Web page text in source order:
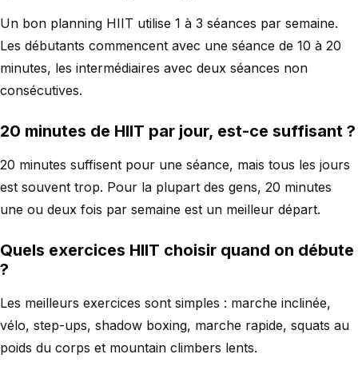
Un bon planning HIIT utilise 1 à 3 séances par semaine.
Les débutants commencent avec une séance de 10 à 20
minutes, les intermédiaires avec deux séances non
consécutives.
20 minutes de HIIT par jour, est-ce suffisant ?
20 minutes suffisent pour une séance, mais tous les jours
est souvent trop. Pour la plupart des gens, 20 minutes
une ou deux fois par semaine est un meilleur départ.
Quels exercices HIIT choisir quand on débute
?
Les meilleurs exercices sont simples : marche inclinée,
vélo, step-ups, shadow boxing, marche rapide, squats au
poids du corps et mountain climbers lents.